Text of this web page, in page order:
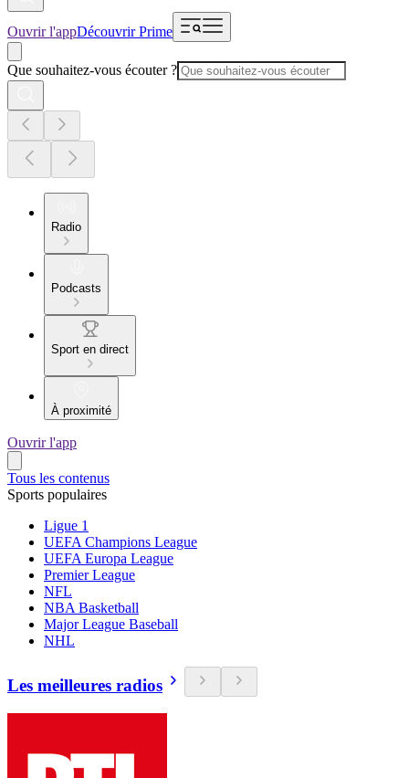
Ouvrir l'appDécouvrir Prime
Que souhaitez-vous écouter ?
Radio
Podcasts
Sport en direct
À proximité
Ouvrir l'app
Tous les contenus
Sports populaires
Ligue 1
UEFA Champions League
UEFA Europa League
Premier League
NFL
NBA Basketball
Major League Baseball
NHL
Les meilleures radios